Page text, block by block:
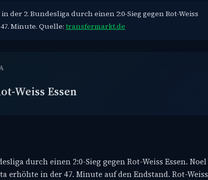
2. Bundesliga durch einen 2:0-Sieg gegen Rot-Weiss
Minute. Quelle: transfermarkt.de
Weiss Essen
durch einen 2:0-Sieg gegen Rot-Weiss Essen. Noel
in der 47. Minute auf den Endstand. Rot-Weiss